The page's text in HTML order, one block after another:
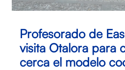
Profesorado de
visita Otalora para
cerca el modelo